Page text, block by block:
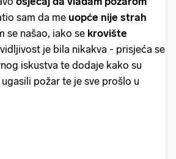
sam da me uopće nije strah
se našao, iako se krovište
je bila nikakva - prisjeća se
iskustva te dodaje kako su
požar te je sve prošlo u